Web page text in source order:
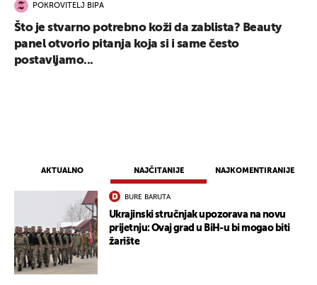
AKTUALNO NAJČITANIJE NAJKOMENTIRANIJE
BURE BARUTA
Ukrajinski stručnjak upozorava na novu
prijetnju: Ovaj grad u BiH-u bi mogao biti
žarište
POKROVITELJ BIPA
Što je stvarno potrebno koži da zablista? Beauty
panel otvorio pitanja koja si i same često
postavljamo...